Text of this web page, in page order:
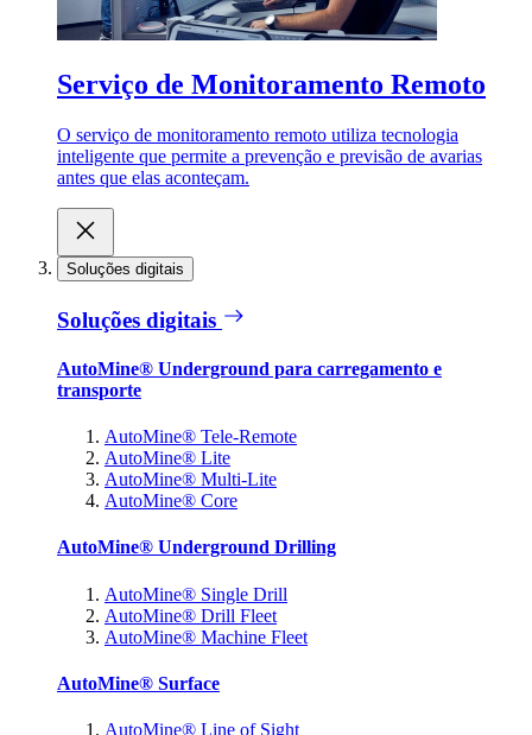
Serviço de Monitoramento Remoto
O serviço de monitoramento remoto utiliza tecnologia
inteligente que permite a prevenção e previsão de avarias
antes que elas aconteçam.
Soluções digitais
Soluções digitais
AutoMine® Underground para carregamento e
transporte
AutoMine® Tele-Remote
AutoMine® Lite
AutoMine® Multi-Lite
AutoMine® Core
AutoMine® Underground Drilling
AutoMine® Single Drill
AutoMine® Drill Fleet
AutoMine® Machine Fleet
AutoMine® Surface
AutoMine® Line of Sight